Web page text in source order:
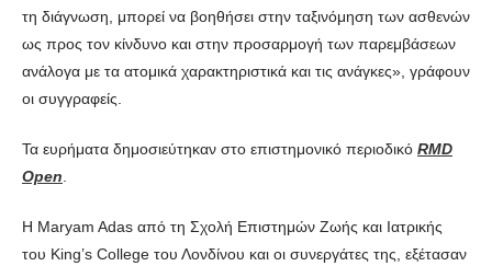
τη διάγνωση, μπορεί να βοηθήσει στην ταξινόμηση των ασθενών
ως προς τον κίνδυνο και στην προσαρμογή των παρεμβάσεων
ανάλογα με τα ατομικά χαρακτηριστικά και τις ανάγκες», γράφουν
οι συγγραφείς.
Τα ευρήματα δημοσιεύτηκαν στο επιστημονικό περιοδικό RMD
Open
Η Maryam Adas από τη Σχολή Επιστημών Ζωής και Ιατρικής
του King’s College του Λονδίνου και οι συνεργάτες της, εξέτασαν